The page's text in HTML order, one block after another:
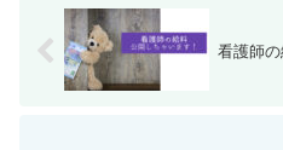
看護師の